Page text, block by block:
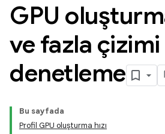
GPU
ve fazla çizimi
denetleme
Bu sayfada
Profil GPU oluşturma hızı